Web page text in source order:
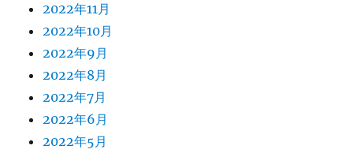
2022年11月
2022年10月
2022年9月
2022年8月
2022年7月
2022年6月
2022年5月